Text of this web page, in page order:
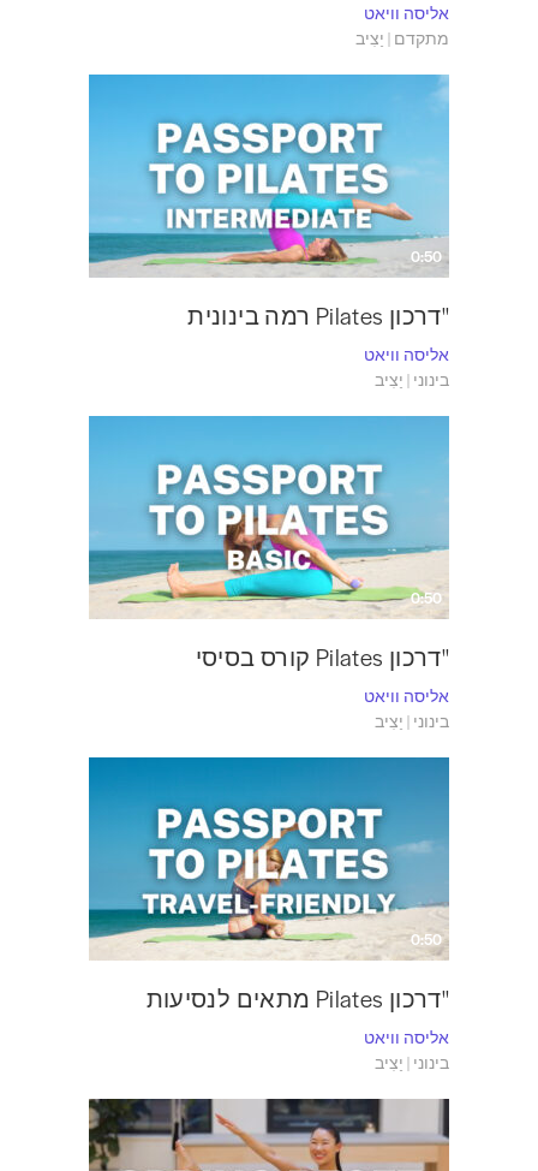
אליסה וויאט
מתקדם | יַצִיב
0:50
"דרכון Pilates רמה בינונית
אליסה וויאט
בינוני | יַצִיב
0:50
"דרכון Pilates קורס בסיסי
אליסה וויאט
בינוני | יַצִיב
0:50
"דרכון Pilates מתאים לנסיעות
אליסה וויאט
בינוני | יַצִיב